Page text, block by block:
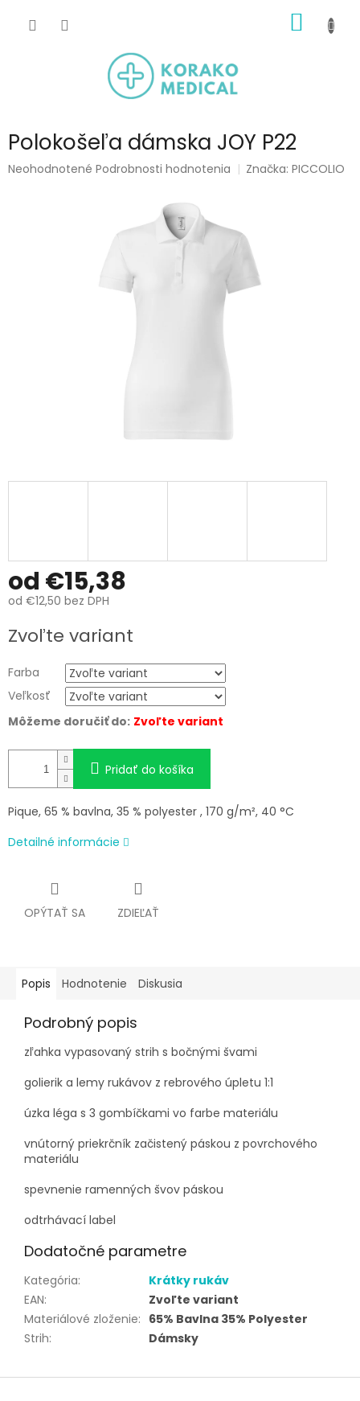
KOŠÍK
Polokošeľa dámska JOY P22
Priemerné
Neohodnotené Podrobnosti hodnotenia Značka:PICCOLIO
od €15,38
od €12,50 bez DPH
cena:
Zvoľte variant
Farba
Veľkosť
Môžeme doručiť do: Zvoľte variant
Pridať do košíka
Pique, 65 % bavlna, 35 % polyester , 170 g/m², 40 °C
Detailné informácie
OPÝTAŤ SA ZDIEĽAŤ
Popis Hodnotenie Diskusia
Podrobný popis
zľahka vypasovaný strih s bočnými švami
golierik a lemy rukávov z rebrového úpletu 1:1
úzka léga s 3 gombíčkami vo farbe materiálu
vnútorný priekrčník začistený páskou z povrchového
materiálu
spevnenie ramenných švov páskou
odtrhávací label
Dodatočné parametre
Kategória:
Krátky rukáv
EAN:
Zvoľte variant
Materiálové zloženie: 65% Bavlna 35% Polyester
Strih: Dámsky
Z